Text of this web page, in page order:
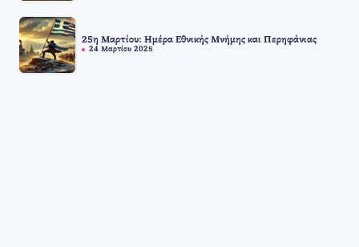
25η Μαρτίου: Ημέρα Εθνικής Μνήμης και Περηφάνιας
24 Μαρτίου 2025